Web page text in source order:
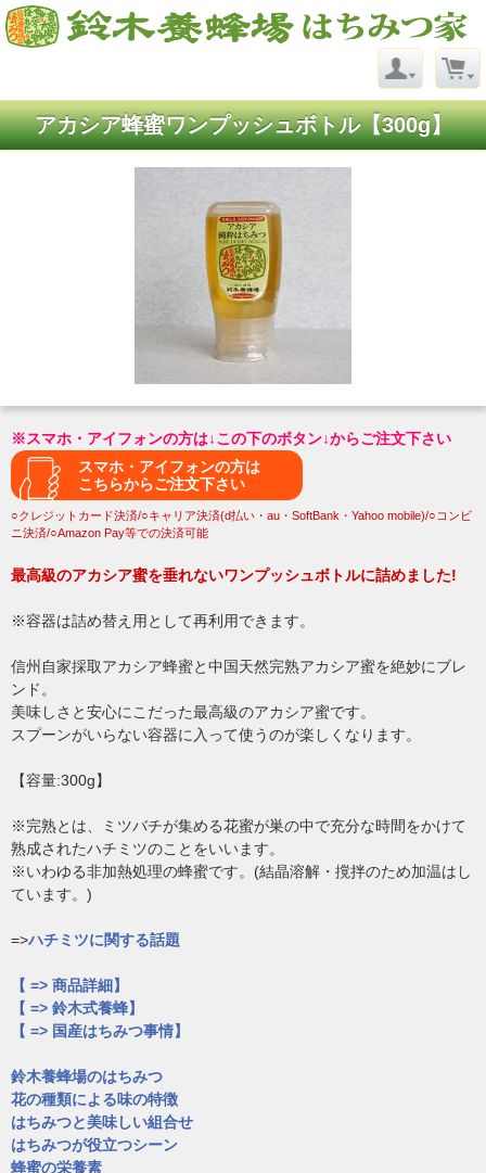
アカシア蜂蜜ワンプッシュボトル【300g】
※スマホ・アイフォンの方は↓この下のボタン↓からご注文下さい
スマホ・アイフォンの方は
こちらからご注文下さい
○クレジットカード決済/○キャリア決済(d払い・au・SoftBank・Yahoo mobile)/○コンビ
ニ決済/○Amazon Pay等での決済可能
最高級のアカシア蜜を垂れないワンプッシュボトルに詰めました!
※容器は詰め替え用として再利用できます。
信州自家採取アカシア蜂蜜と中国天然完熟アカシア蜜を絶妙にブレ
ンド。
美味しさと安心にこだった最高級のアカシア蜜です。
スプーンがいらない容器に入って使うのが楽しくなります。
【容量:300g】
※完熟とは、ミツバチが集める花蜜が巣の中で充分な時間をかけて
熟成されたハチミツのことをいいます。
※いわゆる非加熱処理の蜂蜜です。(結晶溶解・撹拌のため加温はし
ています。)
=>ハチミツに関する話題
【 => 商品詳細】
【 => 鈴木式養蜂】
【 => 国産はちみつ事情】
鈴木養蜂場のはちみつ
花の種類による味の特徴
はちみつと美味しい組合せ
はちみつが役立つシーン
蜂蜜の栄養素